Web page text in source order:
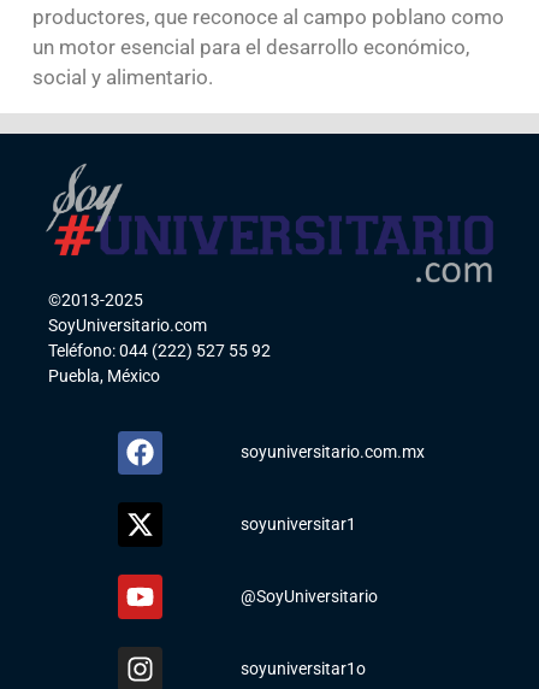
productores, que reconoce al campo poblano como
un motor esencial para el desarrollo económico,
social y alimentario.
©2013-2025
SoyUniversitario.com
Teléfono: 044 (222) 527 55 92
Puebla, México
soyuniversitario.com.mx
soyuniversitar1
@SoyUniversitario
soyuniversitar1o